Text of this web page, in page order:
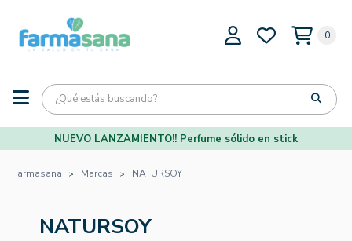
0
NUEVO LANZAMIENTO!! Perfume sólido en stick
Farmasana Marcas NATURSOY
NATURSOY